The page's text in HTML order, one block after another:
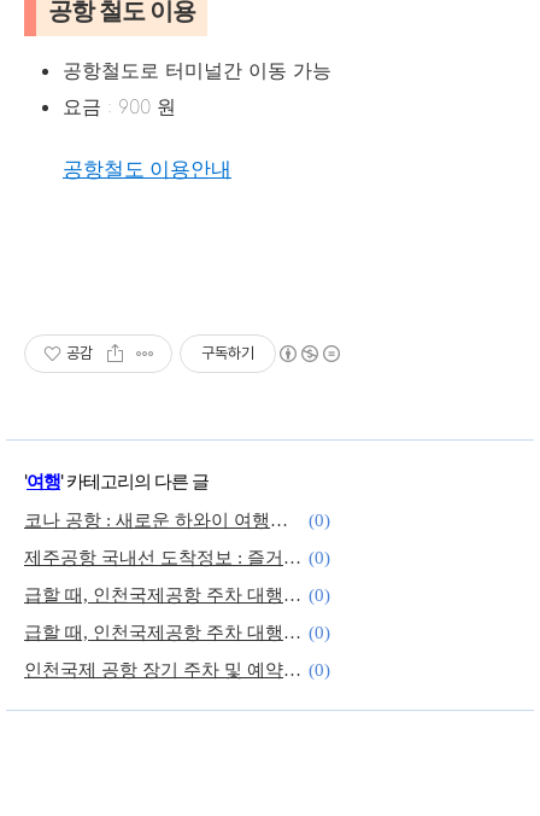
공항 철도 이용
공항철도로 터미널간 이동 가능
요금 : 900 원
공항철도 이용안내
공감 구독하기
'여행' 카테고리의 다른 글
코나 공항 : 새로운 하와이 여행의 시작점
(0)
제주공항 국내선 도착정보 : 즐거운 제주여행을 위한 가이드 (0)
급할 때, 인천국제공항 주차 대행 서비스 이용하기 (2터미널) (0)
급할 때, 인천국제공항 주차 대행 서비스 이용하기 (1터미널) (0)
인천국제 공항 장기 주차 및 예약 안내 (0)
인천국제공항 주차장 주차요금 안내
(0)